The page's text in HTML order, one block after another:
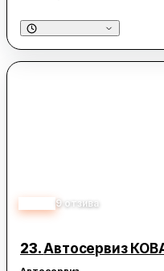
9 отзива
23.Автосервиз